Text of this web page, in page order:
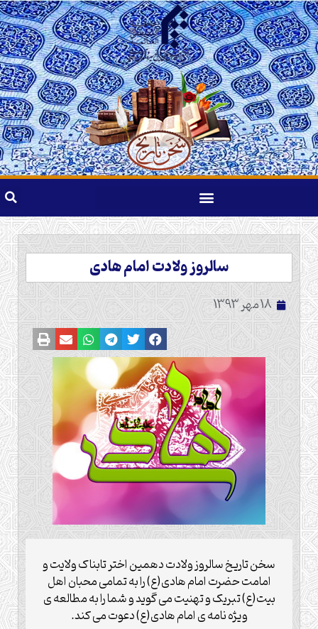
سالروز ولادت امام هادی
18 مهر 1393
سخن تاریخ سالروز ولادت دهمین اختر تابناک ولایت و
امامت حضرت امام هادی(ع) را به تمامی محبان اهل
بیت(ع) تبریک و تهنیت می گوید و شما را به مطالعه ی
ویژه نامه ی امام هادی(ع) دعوت می کند.